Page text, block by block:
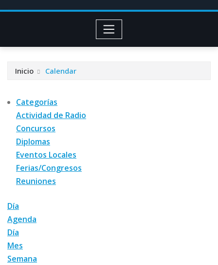
Inicio Calendar
Categorías
Actividad de Radio
Concursos
Diplomas
Eventos Locales
Ferias/Congresos
Reuniones
Día
Agenda
Día
Mes
Semana